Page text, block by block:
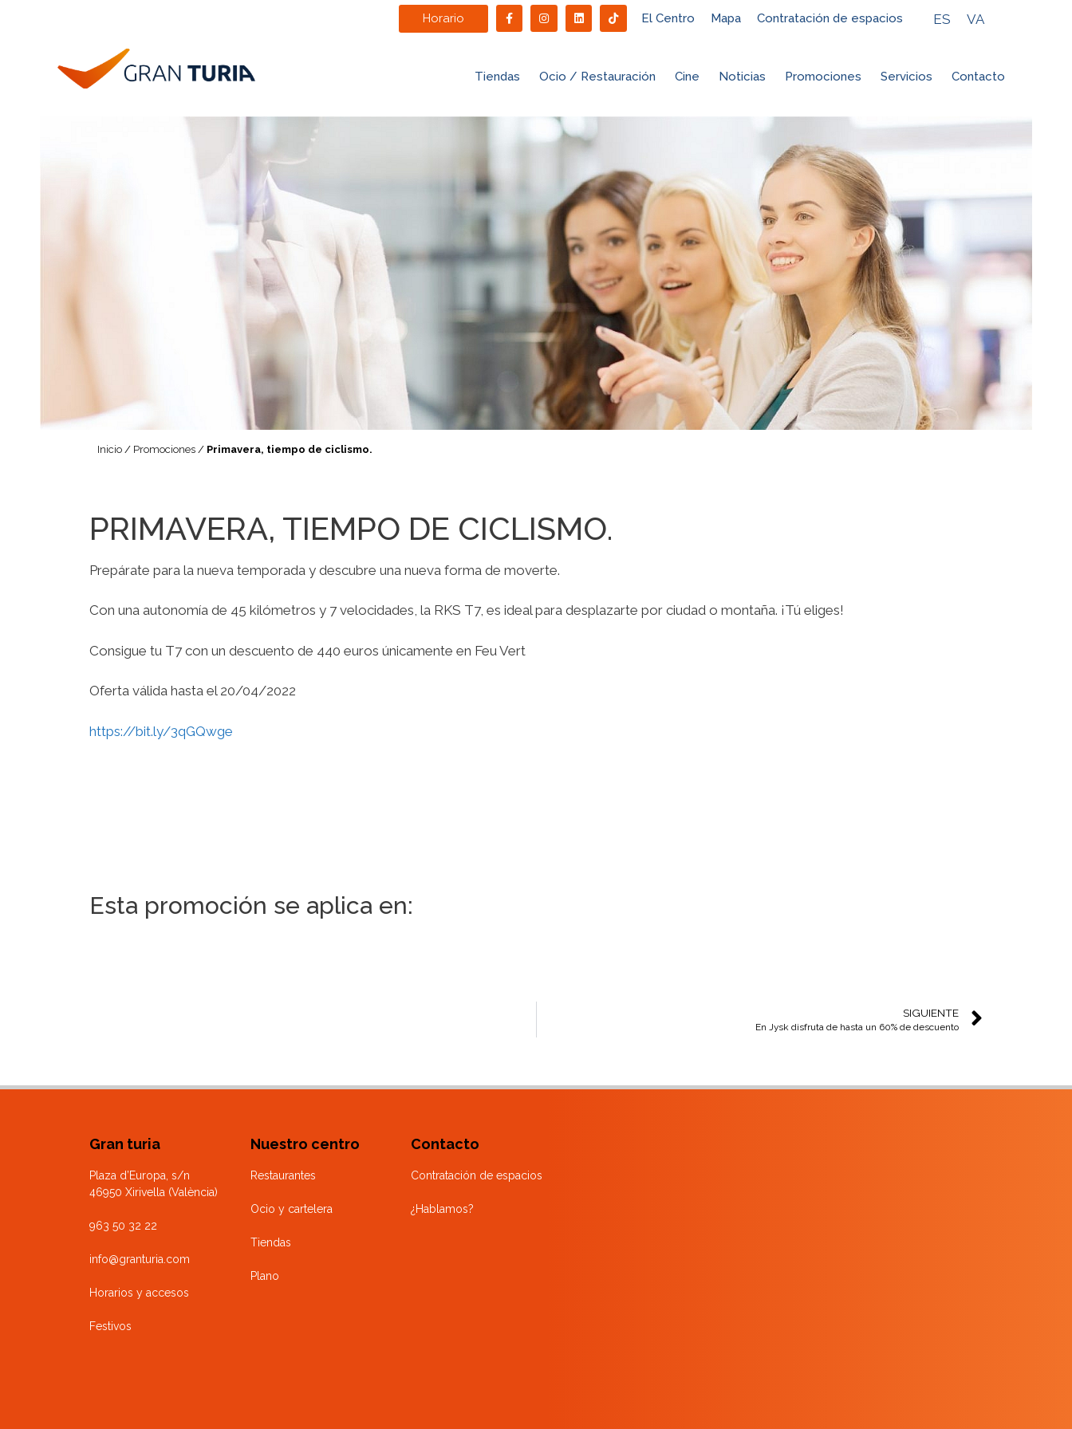
Horario El Centro Mapa Contratación de espacios ES VA
Tiendas Ocio / Restauración Cine Noticias Promociones Servicios Contacto
Inicio / Promociones / Primavera, tiempo de ciclismo.
PRIMAVERA, TIEMPO DE CICLISMO.
Prepárate para la nueva temporada y descubre una nueva forma de moverte.
Con una autonomía de 45 kilómetros y 7 velocidades, la RKS T7, es ideal para desplazarte por ciudad o montaña. ¡Tú eliges!
Consigue tu T7 con un descuento de 440 euros únicamente en Feu Vert
Oferta válida hasta el 20/04/2022
https://bit.ly/3qGQwge
Esta promoción se aplica en:
SIGUIENTE
En Jysk disfruta de hasta un 60% de descuento
Gran turia
Plaza d’Europa, s/n
46950 Xirivella (València)
963 50 32 22
info@granturia.com
Horarios y accesos
Festivos
Nuestro centro
Restaurantes
Ocio y cartelera
Tiendas
Plano
Contacto
Contratación de espacios
¿Hablamos?